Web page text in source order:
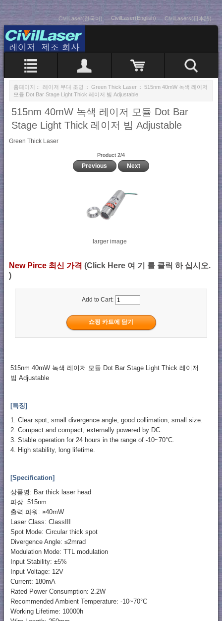
CivilLaser(한국어) CivilLaser(English) CivilLasers(日本語)
홈페이지 :: 레이저 무대 조명 :: Green Thick Laser :: 515nm 40mW 녹색 레이저
모듈 Dot Bar Stage Light Thick 레이저 빔 Adjustable
515nm 40mW 녹색 레이저 모듈 Dot Bar
Stage Light Thick 레이저 빔 Adjustable
Green Thick Laser
Product 2/4
Previous Next
larger image
New Pirce 최신 가격 (Click Here 여 기 를 클릭 하 십시오.
)
Add to Cart:
515nm 40mW 녹색 레이저 모듈 Dot Bar Stage Light Thick 레이저
빔 Adjustable
[특징]
1. Clear spot, small divergence angle, good collimation, small size.
2. Compact and compact, externally powered by DC.
3. Stable operation for 24 hours in the range of -10~70°C.
4. High stability, long lifetime.
[Specification]
상품명: Bar thick laser head
파장: 515nm
출력 파워: ≥40mW
Laser Class: ClassIII
Spot Mode: Circular thick spot
Divergence Angle: ≤2mrad
Modulation Mode: TTL modulation
Input Stability: ±5%
Input Voltage: 12V
Current: 180mA
Rated Power Consumption: 2.2W
Recommended Ambient Temperature: -10~70°C
Working Lifetime: 10000h